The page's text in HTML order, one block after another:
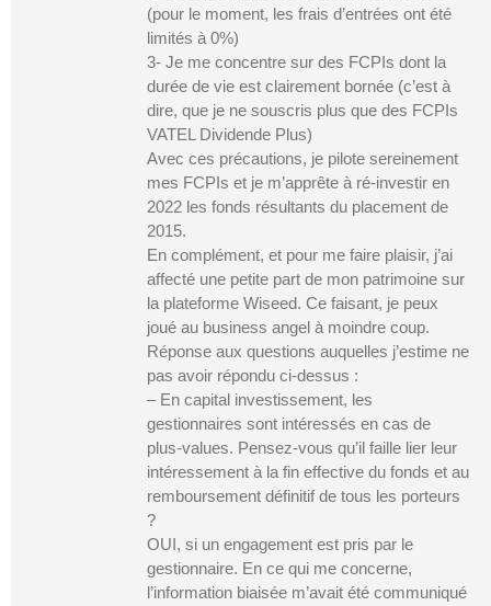
(pour le moment, les frais d’entrées ont été
limités à 0%)
3- Je me concentre sur des FCPIs dont la
durée de vie est clairement bornée (c’est à
dire, que je ne souscris plus que des FCPIs
VATEL Dividende Plus)
Avec ces précautions, je pilote sereinement
mes FCPIs et je m’apprête à ré-investir en
2022 les fonds résultants du placement de
2015.
En complément, et pour me faire plaisir, j’ai
affecté une petite part de mon patrimoine sur
la plateforme Wiseed. Ce faisant, je peux
joué au business angel à moindre coup.
Réponse aux questions auquelles j’estime ne
pas avoir répondu ci-dessus :
– En capital investissement, les
gestionnaires sont intéressés en cas de
plus-values. Pensez-vous qu’il faille lier leur
intéressement à la fin effective du fonds et au
remboursement définitif de tous les porteurs
?
OUI, si un engagement est pris par le
gestionnaire. En ce qui me concerne,
l’information biaisée m’avait été communiqué